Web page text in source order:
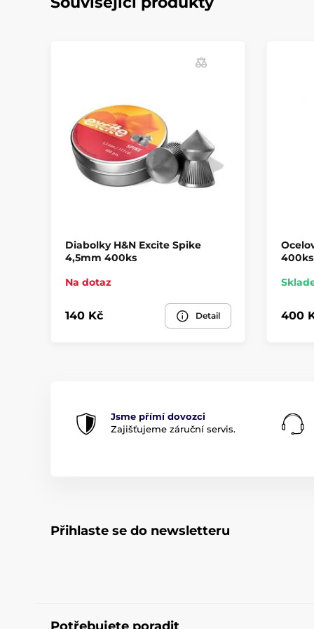
Diabolky H&N Excite Spike
4,5mm 400ks
Na dotaz
140 Kč Detail
400ks
400
Jsme přímí dovozci
Zajišťujeme záruční servis.
Přihlaste se do newsletteru
Potřebujete poradit